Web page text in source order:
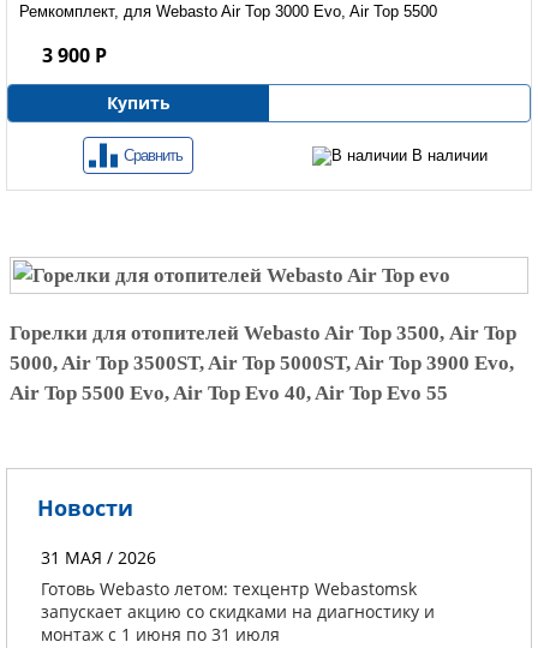
Ремкомплект, для Webasto Air Top 3000 Evo, Air Top 5500
3 900 Р
Купить
Сравнить В наличии
Горелки для отопителей Webasto Air Top 3500, Air Top
5000, Air Top 3500ST, Air Top 5000ST, Air Top 3900 Evo,
Air Top 5500 Evo, Air Top Evo 40, Air Top Evo 55
Новости
31 МАЯ / 2026
Готовь Webasto летом: техцентр Webastomsk
запускает акцию со скидками на диагностику и
монтаж с 1 июня по 31 июля